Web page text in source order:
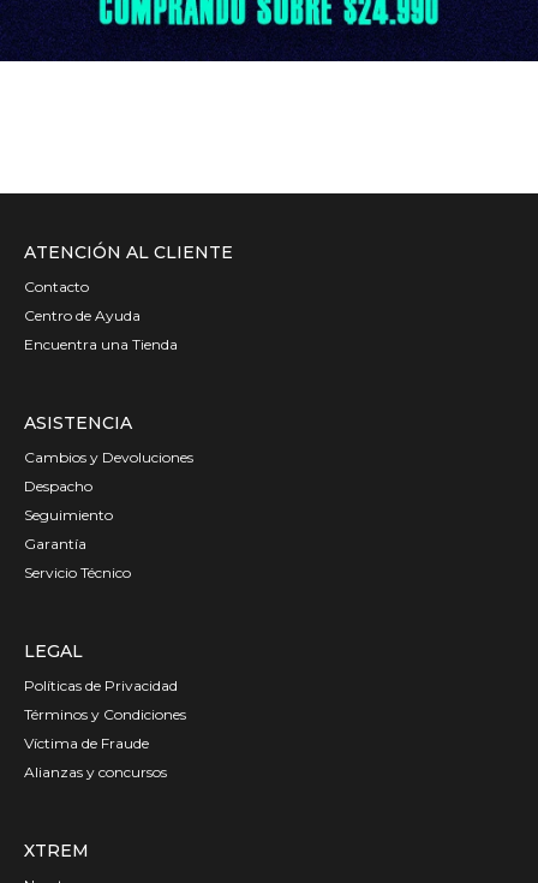
ATENCIÓN AL CLIENTE
Contacto
Centro de Ayuda
Encuentra una Tienda
ASISTENCIA
Cambios y Devoluciones
Despacho
Seguimiento
Garantía
Servicio Técnico
LEGAL
Políticas de Privacidad
Términos y Condiciones
Víctima de Fraude
Alianzas y concursos
XTREM